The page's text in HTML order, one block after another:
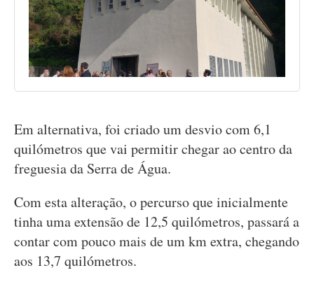
Em alternativa, foi criado um desvio com 6,1
quilómetros que vai permitir chegar ao centro da
freguesia da Serra de Água.
Com esta alteração, o percurso que inicialmente
tinha uma extensão de 12,5 quilómetros, passará a
contar com pouco mais de um km extra, chegando
aos 13,7 quilómetros.